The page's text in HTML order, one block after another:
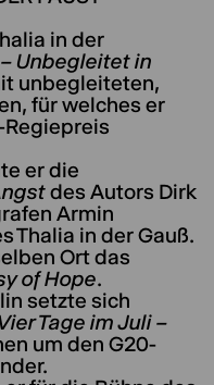
in der
Unbegleitet in
unbegleiteten,
für welches er
er die
des Autors Dirk
Armin
Thalia in der Gauß.
Ort das
of Hope.
setzte sich
Tage im Juli –
um den G20-